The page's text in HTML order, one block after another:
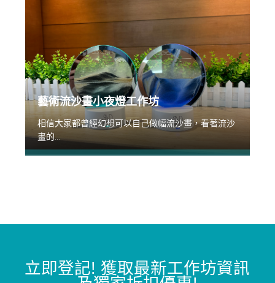
藝術流沙畫小夜燈工作坊
相信大家都曾經幻想可以自己做幅流沙畫，看著流沙
畫的...
立即登記! 獲取最新工作坊資訊